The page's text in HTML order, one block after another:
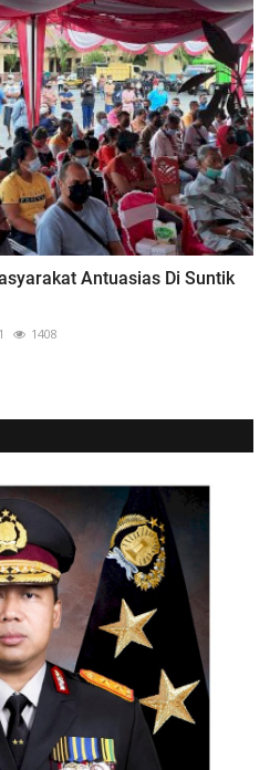
Antuasias Di Suntik
1408